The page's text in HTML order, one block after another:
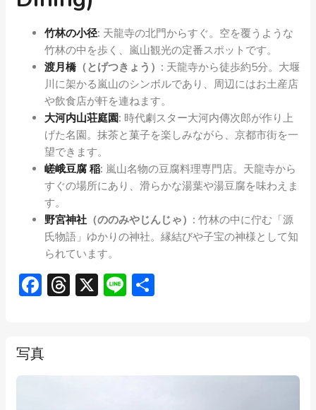
竹林の小径: 天龍寺の北門からすぐ。空を覆うような
竹林の中を歩く、嵐山観光の定番スポットです。
渡月橋 （とげつきょう）: 天龍寺から徒歩約5分。大堰
川に架かる嵐山のシンボルであり、周辺にはお土産店
や飲食店が軒を連ねます。
大河内山荘庭園: 時代劇スター大河内傳次郎が作り上
げた名園。抹茶と菓子を楽しみながら、京都市街を一
望できます。
嵯峨豆腐 稲: 嵐山名物の豆腐料理専門店。天龍寺から
すぐの場所にあり、滑らかな湯葉や湯豆腐を味わえま
す。
野宮神社（ののみやじんじゃ）: 竹林の中に佇む「源
氏物語」ゆかりの神社。縁結びや子宝の神様として知
られています。
Facebook
Threads
X Line
写真